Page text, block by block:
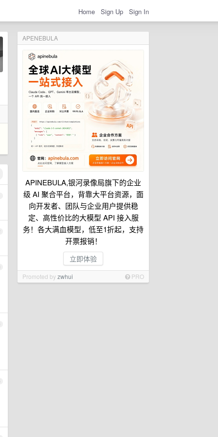
Home Sign Up Sign In
APENEBULA
APINEBULA,银河录像局旗下的企业
级 AI 聚合平台，背靠大平台资源，面
向开发者、团队与企业用户提供稳
定、高性价比的大模型 API 接入服
务！各大满血模型，低至1折起，支持
开票报销！
立即体验
Promoted byzwhui PRO